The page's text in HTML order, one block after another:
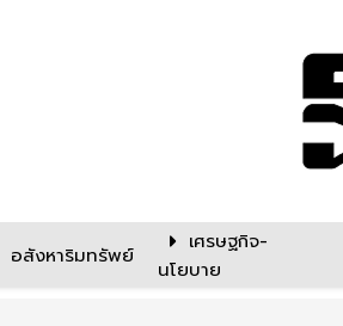
อสังหาริมทรัพย์
เศรษฐกิจ-
นโยบาย